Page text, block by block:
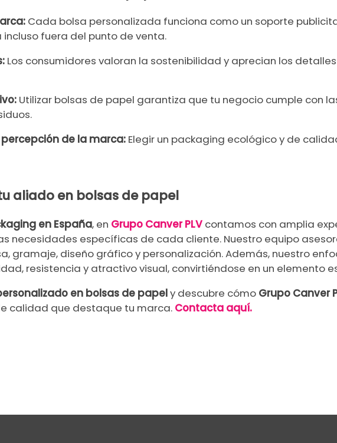
Cada bolsa personalizada funciona como un soporte
fuera del punto de venta.
Los consumidores valoran la sostenibilidad y aprecian los
Utilizar bolsas de papel garantiza que tu negocio cumple con
de la marca: Elegir un packaging ecológico y de
aliado en bolsas de papel
en España, en Grupo Canver PLV contamos con amplia
necesidades específicas de cada cliente. Nuestro equipo
gramaje, diseño gráfico y personalización. Además, nuestro
resistencia y atractivo visual, convirtiéndose en un elemento
en bolsas de papely descubre cómo Grupo Canver
calidad que destaque tu marca. Contacta aquí.